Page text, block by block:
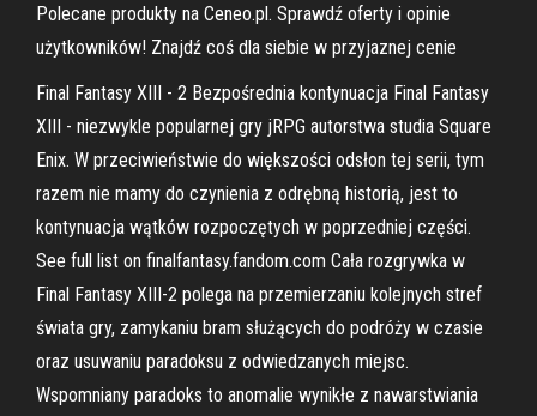
Polecane produkty na Ceneo.pl. Sprawdź oferty i opinie
użytkowników! Znajdź coś dla siebie w przyjaznej cenie
Final Fantasy XIII - 2 Bezpośrednia kontynuacja Final Fantasy
XIII - niezwykle popularnej gry jRPG autorstwa studia Square
Enix. W przeciwieństwie do większości odsłon tej serii, tym
razem nie mamy do czynienia z odrębną historią, jest to
kontynuacja wątków rozpoczętych w poprzedniej części.
See full list on finalfantasy.fandom.com Cała rozgrywka w
Final Fantasy XIII-2 polega na przemierzaniu kolejnych stref
świata gry, zamykaniu bram służących do podróży w czasie
oraz usuwaniu paradoksu z odwiedzanych miejsc.
Wspomniany paradoks to anomalie wynikłe z nawarstwiania